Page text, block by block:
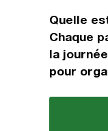
Quelle
Chaque
la
pour